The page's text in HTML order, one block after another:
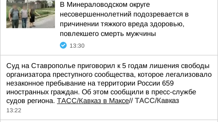
В Минераловодском округе
несовершеннолетний подозревается в
причинении тяжкого вреда здоровью,
повлекшего смерть мужчины
13:30
Суд на Ставрополье приговорил к 5 годам лишения свободы
организатора преступного сообщества, которое легализовало
незаконное пребывание на территории России 659
иностранных граждан. Об этом сообщили в пресс-службе
судов региона. ТАСС/Кавказ в Максе// ТАСС/Кавказ
13:22